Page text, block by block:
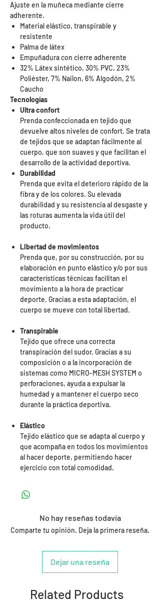
Ajuste en la muñeca mediante cierre
adherente.
Material elástico, transpirable y
resistente
Palma de látex
Empuñadura con cierre adherente
32% Látex sintético, 30% PVC, 23%
Poliéster, 7% Nailon, 6% Algodón, 2%
Caucho
Tecnologías
Ultra confort
Prenda confeccionada en tejido que
devuelve altos niveles de confort. Se trata
de tejidos que se adaptan fácilmente al
cuerpo, que son suaves y que facilitan el
desarrollo de la actividad deportiva.
Durabilidad
Prenda que evita el deterioro rápido de la
fibra y de los colores. Su elevada
durabilidad y su resistencia al desgaste y
las roturas aumenta la vida útil del
producto.
Libertad de movimientos
Prenda que, por su construcción, por su
elaboración en punto elástico y/o por sus
características técnicas facilitan el
movimiento a la hora de practicar
deporte. Gracias a esta adaptación, el
cuerpo se mueve con total libertad.
Transpirable
Tejido que ofrece una correcta
transpiración del sudor. Gracias a su
composición o a la incorporación de
sistemas como MICRO-MESH SYSTEM o
perforaciones, ayuda a expulsar la
humedad y a mantener el cuerpo seco
durante la práctica deportiva.
Elástico
Tejido elástico que se adapta al cuerpo y
que acompaña en todos los movimientos
al hacer deporte, permitiendo hacer
ejercicio con total comodidad.
No hay reseñas todavía
Comparte tu opinión. Deja la primera reseña.
Dejar una reseña
Related Products